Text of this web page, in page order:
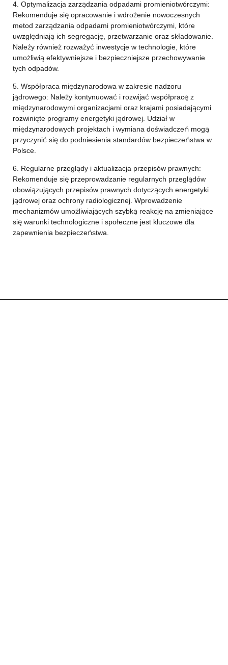
4. Optymalizacja zarządzania odpadami promieniotwórczymi:
Rekomenduje się opracowanie i wdrożenie nowoczesnych
metod zarządzania odpadami promieniotwórczymi, które
uwzględniają ich segregację, przetwarzanie oraz składowanie.
Należy również rozważyć inwestycje w technologie, które
umożliwią efektywniejsze i bezpieczniejsze przechowywanie
tych odpadów.
5. Współpraca międzynarodowa w zakresie nadzoru
jądrowego: Należy kontynuować i rozwijać współpracę z
międzynarodowymi organizacjami oraz krajami posiadającymi
rozwinięte programy energetyki jądrowej. Udział w
międzynarodowych projektach i wymiana doświadczeń mogą
przyczynić się do podniesienia standardów bezpieczeństwa w
Polsce.
6. Regularne przeglądy i aktualizacja przepisów prawnych:
Rekomenduje się przeprowadzanie regularnych przeglądów
obowiązujących przepisów prawnych dotyczących energetyki
jądrowej oraz ochrony radiologicznej. Wprowadzenie
mechanizmów umożliwiających szybką reakcję na zmieniające
się warunki technologiczne i społeczne jest kluczowe dla
zapewnienia bezpieczeństwa.